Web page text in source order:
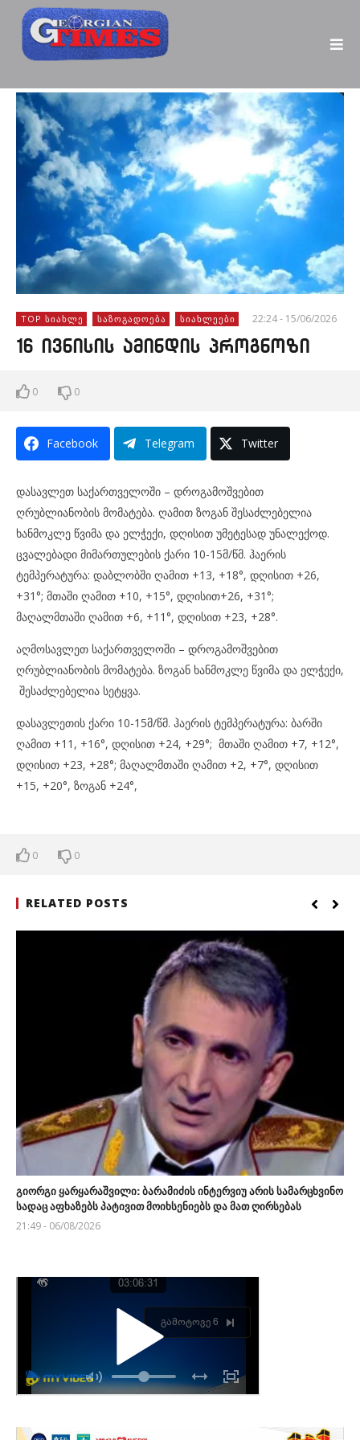
TOP ᲡᲘᲐᲮᲚᲔ ᲡᲐᲖᲝᲒᲐᲓᲝᲔᲑᲐ ᲡᲘᲐᲮᲚᲔᲔᲑᲘ 22:24 - 15/06/2026
16 ივნისის ამინდის პროგნოზი
0 0
Facebook Telegram Twitter
დასავლეთ საქართველოში – დროგამოშვებით
ღრუბლიანობის მომატება. ღამით ზოგან შესაძლებელია
ხანმოკლე წვიმა და ელჭექი, დღისით უმეტესად უნალექოდ.
ცვალებადი მიმართულების ქარი 10-15მ/წმ. ჰაერის
ტემპერატურა: დაბლობში ღამით +13, +18°, დღისით +26,
+31°; მთაში ღამით +10, +15°, დღისით+26, +31°;
მაღალმთაში ღამით +6, +11°, დღისით +23, +28°.
აღმოსავლეთ საქართველოში – დროგამოშვებით
ღრუბლიანობის მომატება. ზოგან ხანმოკლე წვიმა და ელჭექი,
შესაძლებელია სეტყვა.
დასავლეთის ქარი 10-15მ/წმ. ჰაერის ტემპერატურა: ბარში
ღამით +11, +16°, დღისით +24, +29°; მთაში ღამით +7, +12°,
დღისით +23, +28°; მაღალმთაში ღამით +2, +7°, დღისით
+15, +20°, ზოგან +24°,
0 0
RELATED POSTS
გიორგი ყარყარაშვილი: ბარამიძის ინტერვიუ არის სამარცხვინო
სადაც აფხაზებს პატივით მოიხსენიებს და მათ ღირსებას
21:49 - 06/08/2026